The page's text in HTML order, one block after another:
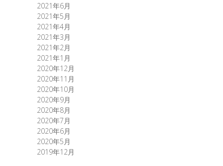
2021年6月
2021年5月
2021年4月
2021年3月
2021年2月
2021年1月
2020年12月
2020年11月
2020年10月
2020年9月
2020年8月
2020年7月
2020年6月
2020年5月
2019年12月